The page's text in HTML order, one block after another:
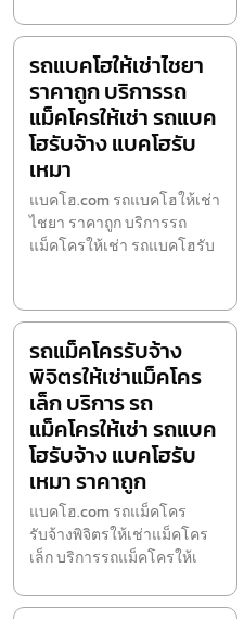
รถแบคโฮให้เช่าไชยา
ราคาถูก บริการรถ
แม็คโครให้เช่า รถแบค
โฮรับจ้าง แบคโฮรับ
เหมา
แบคโฮ.com รถแบคโฮให้เช่า
ไชยา ราคาถูก บริการรถ
แม็คโครให้เช่า รถแบคโฮรับ
รถแม็คโครรับจ้าง
พิจิตรให้เช่าแม็คโคร
เล็ก บริการ รถ
แม็คโครให้เช่า รถแบค
โฮรับจ้าง แบคโฮรับ
เหมา ราคาถูก
แบคโฮ.com รถแม็คโคร
รับจ้างพิจิตรให้เช่าแม็คโคร
เล็ก บริการรถแม็คโครให้เ